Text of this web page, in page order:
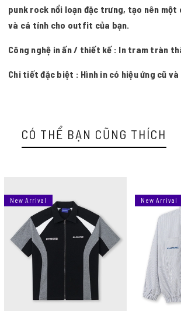
punk rock nổi loạn đặc trưng, tạo nên một
và cá tính cho outfit của bạn.
Công nghệ in ấn / thiết kế : In tram tràn
Chi tiết đặc biệt : Hình in có hiệu ứng cũ
CÓ THỂ BẠN CŨNG THÍCH
New Arrival New Arrival